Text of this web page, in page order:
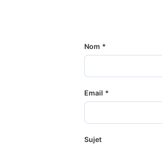
Nom *
Email *
Sujet